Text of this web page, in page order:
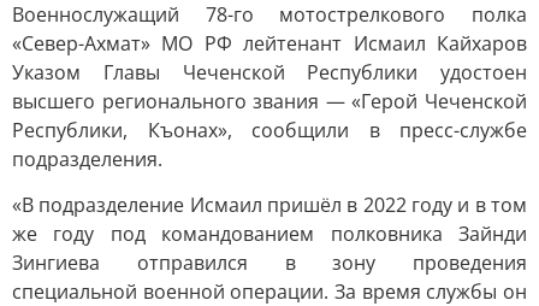
Военнослужащий 78-го мотострелкового полка
«Север-Ахмат» МО РФ лейтенант Исмаил Кайхаров
Указом Главы Чеченской Республики удостоен
высшего регионального звания — «Герой Чеченской
Республики, Къонах», сообщили в пресс-службе
подразделения.
«В подразделение Исмаил пришёл в 2022 году и в том
же году под командованием полковника Зайнди
Зингиева отправился в зону проведения
специальной военной операции. За время службы он